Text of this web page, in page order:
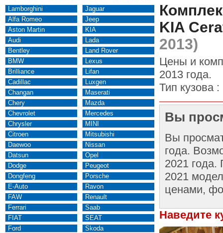
Lamborghini
Alfa Romeo
Aston Martin
Audi
Bentley
BMW
Brilliance
Cadillac
Changan
Chery
Chevrolet
Chrysler
Citroen
Daewoo
Datsun
Dodge
Dongfeng
E-Auto
FAW
Ferrari
FIAT
Ford
Jaguar
Jeep
KIA
Lada
Land Rover
Lexus
Lifan
Luxgen
Maserati
Mazda
Mercedes
MINI
Mitsubishi
Nissan
Opel
Peugeot
Porsche
Ravon
Renault
Saab
SEAT
Skoda
KIA
2013)
Цены и
2013 года.
Тип кузова :
Вы
Вы
года.
2021 года.
2021
ценами,
Наведите